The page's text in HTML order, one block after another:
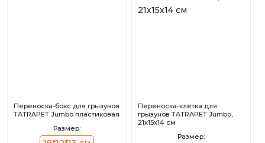
Переноска-бокс для грызунов
TATRAPET Jumbo пластиковая
Размер:
Переноска-клетка для
грызунов TATRAPET Jumbo,
21х15х14 см
Размер: